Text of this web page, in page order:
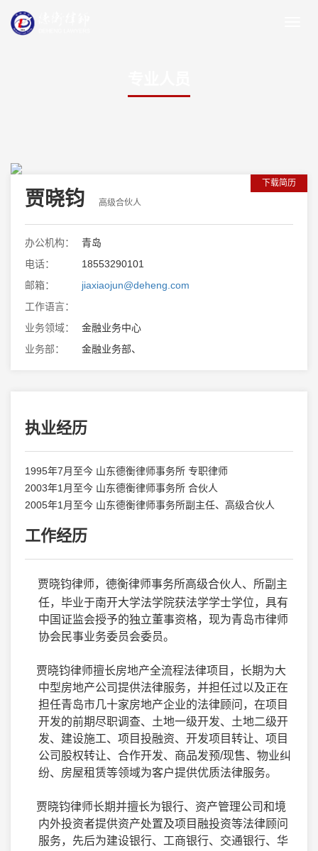
下载简历
贾晓钧 高级合伙人
办公机构：
青岛
电话：
18553290101
邮箱：
jiaxiaojun@deheng.com
工作语言：
业务领域：
金融业务中心
业务部：
金融业务部、
执业经历
1995年7月至今 山东德衡律师事务所 专职律师
2003年1月至今 山东德衡律师事务所 合伙人
2005年1月至今 山东德衡律师事务所副主任、高级合伙人
工作经历
贾晓钧律师，德衡律师事务所高级合伙人、所副主
任，毕业于南开大学法学院获法学学士学位，具有
中国证监会授予的独立董事资格，现为青岛市律师
协会民事业务委员会委员。
贾晓钧律师擅长房地产全流程法律项目，长期为大
中型房地产公司提供法律服务，并担任过以及正在
担任青岛市几十家房地产企业的法律顾问，在项目
开发的前期尽职调查、土地一级开发、土地二级开
发、建设施工、项目投融资、开发项目转让、项目
公司股权转让、合作开发、商品发预/现售、物业纠
纷、房屋租赁等领域为客户提供优质法律服务。
贾晓钧律师长期并擅长为银行、资产管理公司和境
内外投资者提供资产处置及项目融投资等法律顾问
服务，先后为建设银行、工商银行、交通银行、华